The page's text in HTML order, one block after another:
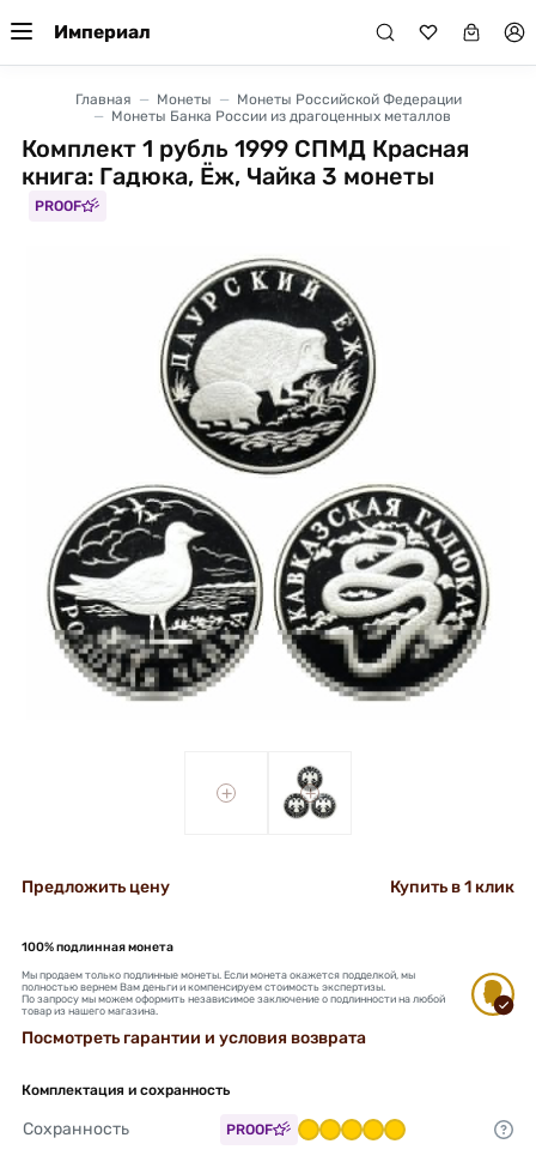
Империал
Главная Монеты
Монеты Российской Федерации
Монеты Банка России из драгоценных металлов
Комплект 1 рубль 1999 СПМД Красная
книга: Гадюка, Ёж, Чайка 3 монеты
PROOF
+ +
Предложить цену Купить в 1 клик
100% подлинная монета
Мы продаем только подлинные монеты. Если монета окажется подделкой, мы
полностью вернем Вам деньги и компенсируем стоимость экспертизы.
По запросу мы можем оформить независимое заключение о подлинности на любой
товар из нашего магазина.
Посмотреть гарантии и условия возврата
Комплектация и сохранность
Сохранность PROOF